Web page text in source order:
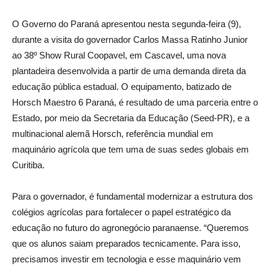
O Governo do Paraná apresentou nesta segunda-feira (9),
durante a visita do governador Carlos Massa Ratinho Junior
ao 38º Show Rural Coopavel, em Cascavel, uma nova
plantadeira desenvolvida a partir de uma demanda direta da
educação pública estadual. O equipamento, batizado de
Horsch Maestro 6 Paraná, é resultado de uma parceria entre o
Estado, por meio da Secretaria da Educação (Seed-PR), e a
multinacional alemã Horsch, referência mundial em
maquinário agrícola que tem uma de suas sedes globais em
Curitiba.
Para o governador, é fundamental modernizar a estrutura dos
colégios agrícolas para fortalecer o papel estratégico da
educação no futuro do agronegócio paranaense. “Queremos
que os alunos saiam preparados tecnicamente. Para isso,
precisamos investir em tecnologia e esse maquinário vem